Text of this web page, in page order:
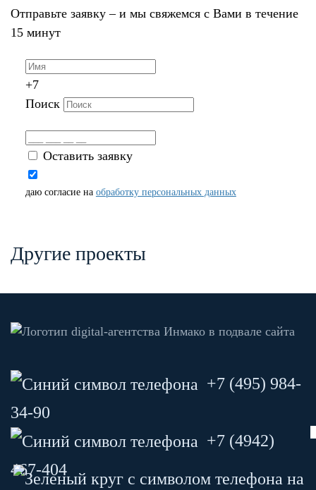
Отправьте заявку – и мы свяжемся с Вами в течение
15 минут
+7
Поиск
Оставить заявку
даю согласие на обработку персональных данных
Другие проекты
+7 (495) 984-
34-90
+7 (4942)
467-404